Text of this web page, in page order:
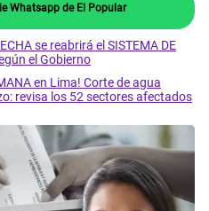
Whatsapp de El Popular
se reabrirá el SISTEMA DE
el Gobierno
en Lima! Corte de agua
revisa los 52 sectores afectados